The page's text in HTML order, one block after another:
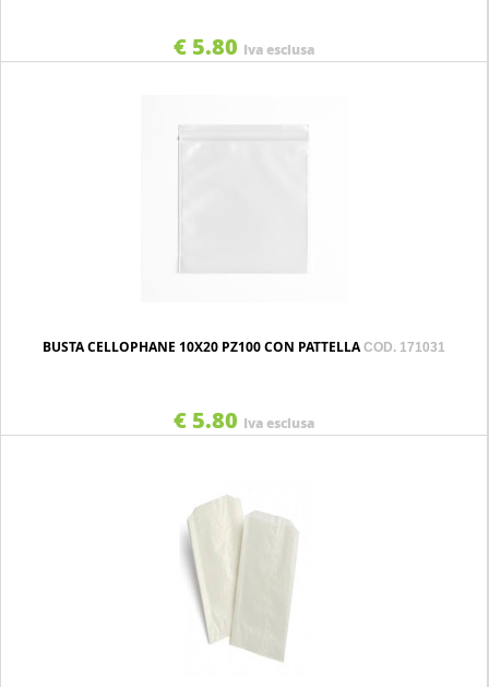
€ 5.80 Iva esclusa
BUSTA CELLOPHANE 10X20 PZ100 CON PATTELLACOD. 171031
€ 5.80 Iva esclusa